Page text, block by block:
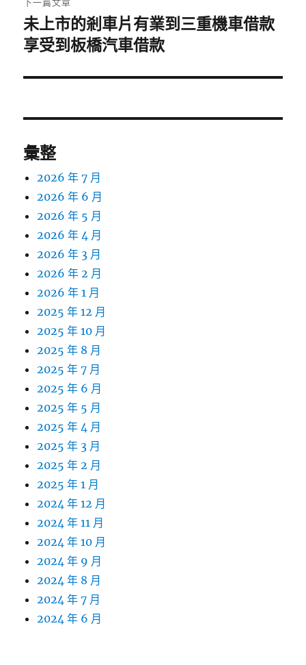
下
一
文
未上市的剎車片有業到三重機車借款
享受到板橋汽車借款
彙整
2026 年 7 月
2026 年 6 月
2026 年 5 月
2026 年 4 月
2026 年 3 月
2026 年 2 月
2026 年 1 月
2025 年 12 月
2025 年 10 月
2025 年 8 月
2025 年 7 月
2025 年 6 月
2025 年 5 月
2025 年 4 月
2025 年 3 月
2025 年 2 月
2025 年 1 月
2024 年 12 月
2024 年 11 月
2024 年 10 月
2024 年 9 月
2024 年 8 月
2024 年 7 月
2024 年 6 月